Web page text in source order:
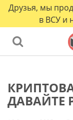
Друзья, мы
в ВСУ и
ДАВАЙТЕ